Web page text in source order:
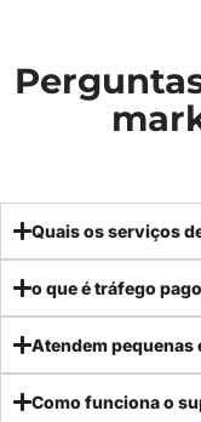
Quais os serviços
o que é tráfego
Atendem pequenas
Como funciona o